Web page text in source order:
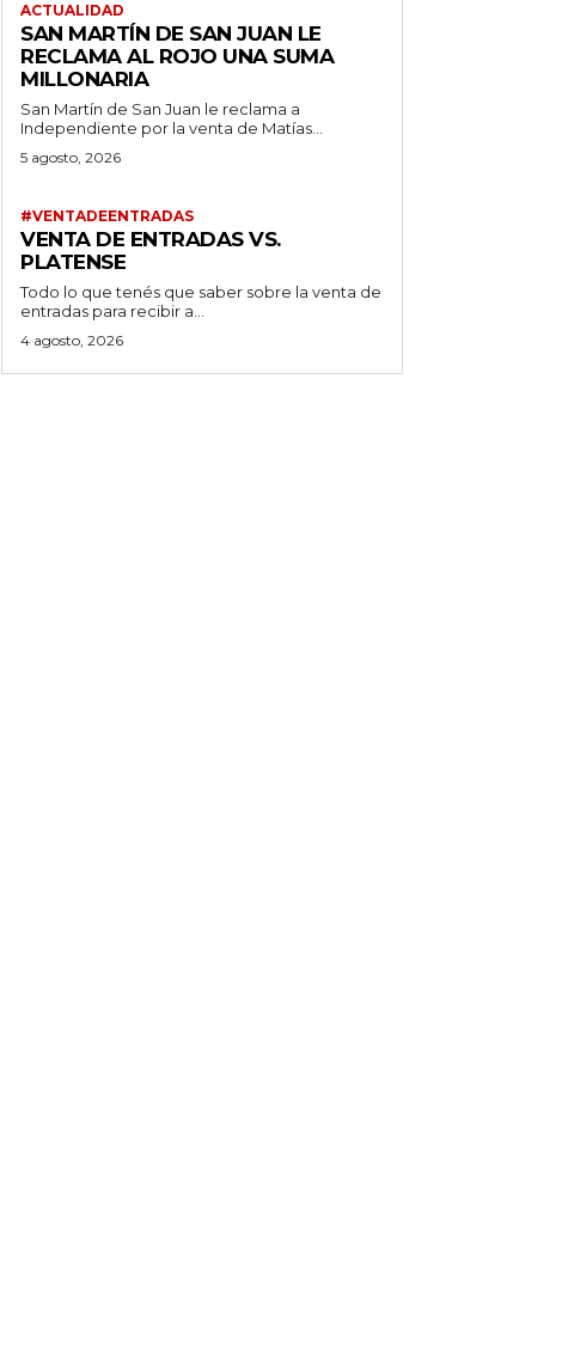
ACTUALIDAD
SAN MARTÍN DE SAN JUAN LE
RECLAMA AL ROJO UNA SUMA
MILLONARIA
San Martín de San Juan le reclama a
Independiente por la venta de Matías...
5 agosto, 2026
#VENTADEENTRADAS
VENTA DE ENTRADAS VS.
PLATENSE
Todo lo que tenés que saber sobre la venta de
entradas para recibir a...
4 agosto, 2026